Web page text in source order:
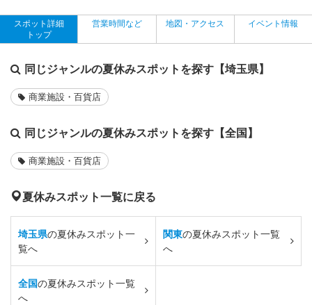
スポット詳細
トップ
営業時間など 地図・アクセス イベント情報
同じジャンルの夏休みスポットを探す【埼玉県】
商業施設・百貨店
同じジャンルの夏休みスポットを探す【全国】
商業施設・百貨店
夏休みスポット一覧に戻る
埼玉県の夏休みスポット一
覧へ
関東の夏休みスポット一覧
へ
全国の夏休みスポット一覧
へ